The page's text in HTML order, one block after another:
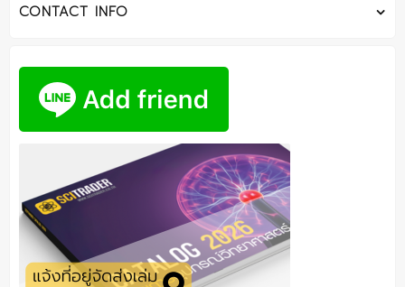
CONTACT INFO